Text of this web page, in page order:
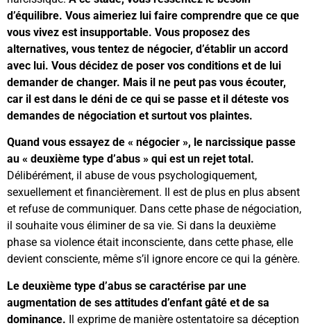
d’équilibre. Vous aimeriez lui faire comprendre que ce que
vous vivez est insupportable. Vous proposez des
alternatives, vous tentez de négocier, d’établir un accord
avec lui. Vous décidez de poser vos conditions et de lui
demander de changer. Mais il ne peut pas vous écouter,
car il est dans le déni de ce qui se passe et il déteste vos
demandes de négociation et surtout vos plaintes.
Quand vous essayez de « négocier », le narcissique passe
au « deuxième type d’abus » qui est un rejet total.
Délibérément, il abuse de vous psychologiquement,
sexuellement et financièrement. Il est de plus en plus absent
et refuse de communiquer. Dans cette phase de négociation,
il souhaite vous éliminer de sa vie. Si dans la deuxième
phase sa violence était inconsciente, dans cette phase, elle
devient consciente, même s’il ignore encore ce qui la génère.
Le deuxième type d’abus se caractérise par une
augmentation de ses attitudes d’enfant gâté et de sa
dominance. Il exprime de manière ostentatoire sa déception